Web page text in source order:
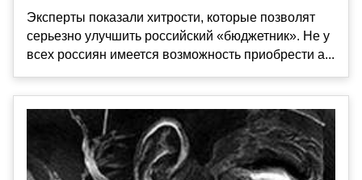
Эксперты показали хитрости, которые позволят
серьезно улучшить российский «бюджетник». Не у
всех россиян имеется возможность приобрести а...